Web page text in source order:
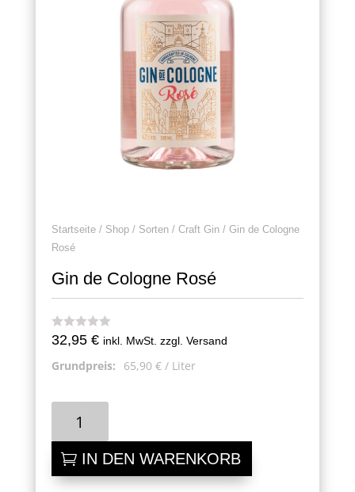
Startseite/ Shop/ Sorten/ Craft Gin/ Gin de Cologne
Rosé
Gin de Cologne Rosé
32,95 € inkl. MwSt. zzgl. Versand
Grundpreis: 65,90 €/ Liter
Rosé
Menge
IN DEN WARENKORB